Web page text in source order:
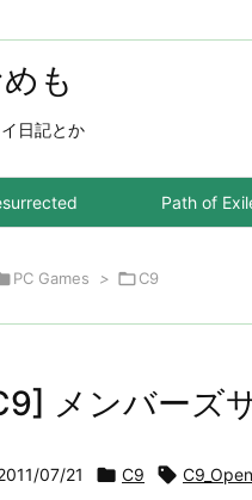
も
日記とか
Path of
PC Games > C9
メンバーズ
07/21  C9 